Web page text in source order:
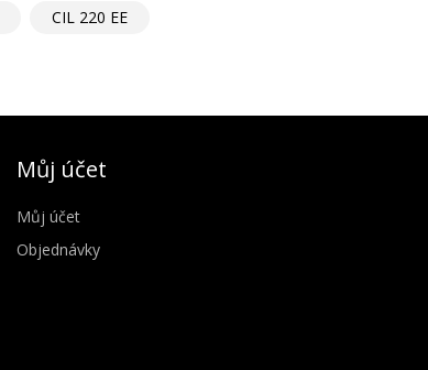
CIL 220 EE
Můj účet
Můj účet
Objednávky